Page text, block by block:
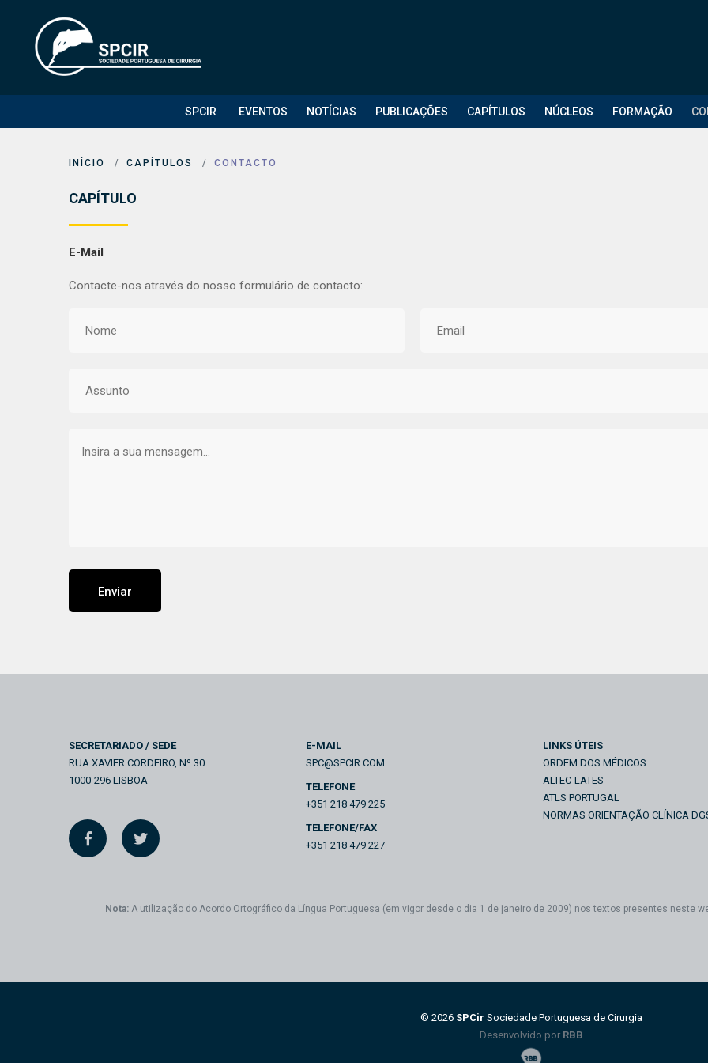
SPCIR EVENTOS NOTÍCIAS PUBLICAÇÕES CAPÍTULOS NÚCLEOS FORMAÇÃO
INÍCIO CAPÍTULOS CONTACTO
CAPÍTULO
E-Mail
Contacte-nos através do nosso formulário de contacto:
Enviar
SECRETARIADO / SEDE
RUA XAVIER CORDEIRO, Nº 30
1000-296 LISBOA
E-MAIL
SPC@SPCIR.COM
TELEFONE
+351 218 479 225
TELEFONE/FAX
+351 218 479 227
LINKS ÚTEIS
ORDEM DOS MÉDICOS
ALTEC-LATES
ATLS PORTUGAL
NORMAS ORIENTAÇÃO CLÍNICA
Nota: A utilização do Acordo Ortográfico da Língua Portuguesa (em vigor desde o dia 1 de janeiro de 2009) nos textos presentes neste
© 2026 SPCir Sociedade Portuguesa de Cirurgia
Desenvolvido por RBB